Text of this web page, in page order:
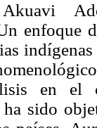
enfoque
en el
ha sido